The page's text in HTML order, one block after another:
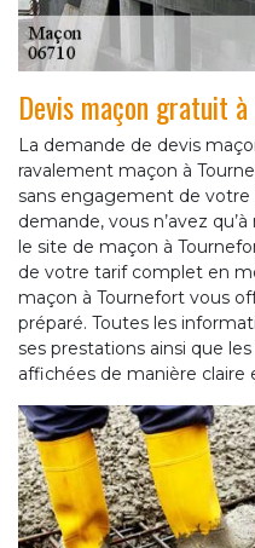
Devis maçon gratuit
La demande de devis
ravalement maçon à
sans engagement de votre
demande, vous n’avez
le site de maçon à
de votre tarif complet en
maçon à Tournefort vous
préparé. Toutes les
ses prestations ainsi que
affichées de manière claire